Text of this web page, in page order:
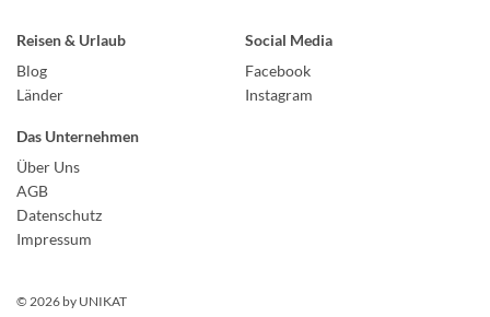
Reisen & Urlaub
Blog
Länder
Social Media
Facebook
Instagram
Das Unternehmen
Über Uns
AGB
Datenschutz
Impressum
© 2026 by UNIKAT